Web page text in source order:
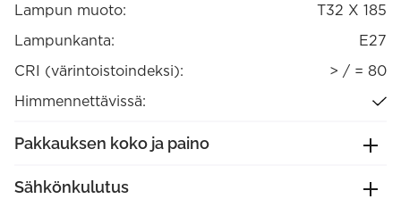
Lampun muoto:
T32 X 185
Lampunkanta:
E27
CRI (värintoistoindeksi):
> / = 80
Himmennettävissä:
Pakkauksen koko ja paino
Sähkönkulutus